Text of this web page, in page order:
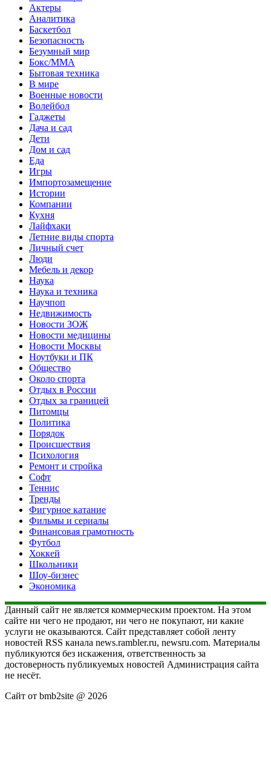
Актеры
Аналитика
Баскетбол
Безопасность
Безумный мир
Бокс/MMA
Бытовая техника
В мире
Военные новости
Волейбол
Гаджеты
Дача и сад
Дети
Дом и сад
Еда
Игры
Импортозамещение
Истории
Компании
Кухня
Лайфхаки
Летние виды спорта
Личный счет
Люди
Мебель и декор
Наука
Наука и техника
Научпоп
Недвижимость
Новости ЗОЖ
Новости медицины
Новости Москвы
Ноутбуки и ПК
Общество
Около спорта
Отдых в России
Отдых за границей
Питомцы
Политика
Порядок
Происшествия
Психология
Ремонт и стройка
Софт
Теннис
Тренды
Фигурное катание
Фильмы и сериалы
Финансовая грамотность
Футбол
Хоккей
Школьники
Шоу-бизнес
Экономика
Данный сайт не является коммерческим проектом. На этом
сайте ни чего не продают, ни чего не покупают, ни какие
услуги не оказываются. Сайт представляет собой ленту
новостей RSS канала news.rambler.ru, newsru.com. Материалы
публикуются без искажения, ответственность за
достоверность публикуемых новостей Администрация сайта
не несёт.
Сайт от bmb2site @ 2026